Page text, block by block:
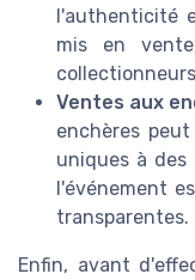
l'authenticité
mis en
Ventes aux
enchères
uniques à
l'événement
transparentes.
Enfin, avant